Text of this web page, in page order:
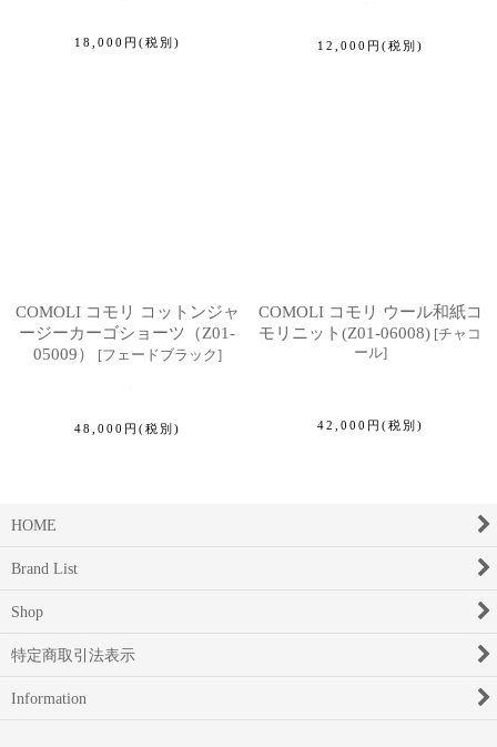
18,000 円 (税別) 12,000 円 (税別)
COMOLI コモリ コットンジャ
ージーカーゴショーツ（Z01-
05009）
[フェードブラック]
48,000 円 (税別)
COMOLI コモリ ウール和紙コ
モリニット(Z01-06008) [チャコ
ール]
42,000 円 (税別)
HOME
Brand List
Shop
特定商取引法表示
Information